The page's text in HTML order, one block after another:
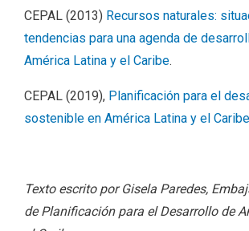
CEPAL (2013) Recursos naturales:
tendencias para una agenda de
América Latina y el Caribe.
CEPAL (2019), Planificación para el
sostenible en América Latina y el Caribe
Texto escrito por Gisela Paredes,
de Planificación para el Desarrollo de